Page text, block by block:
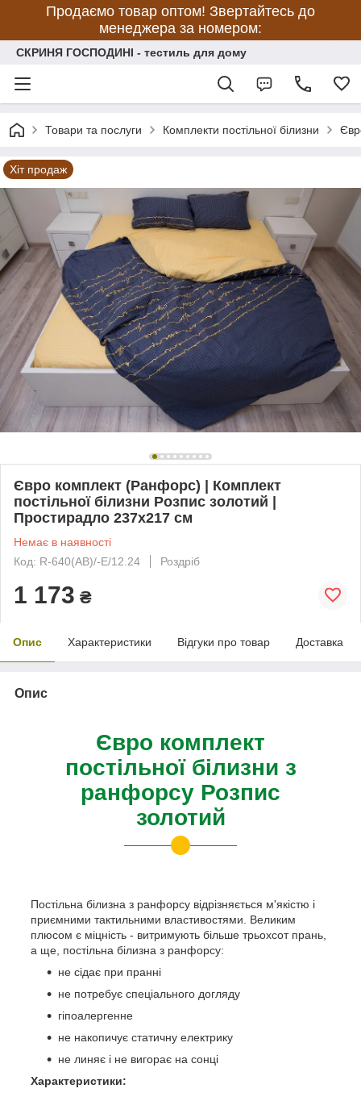
Продаємо товар оптом! Звертайтесь до
менеджера за номером:
СКРИНЯ ГОСПОДИНІ - тестиль для дому
Товари та послуги Комплекти постільної білизни
Хіт продаж
Євро комплект (Ранфорс) | Комплект
постільної білизни Розпис золотий |
Простирадло 237х217 см
Немає в наявності
Код: R-640(AB)/-Е/12.24
Роздріб
1 173 ₴
Опис Характеристики Відгуки про товар Доставка
Опис
Євро комплект
постільної білизни з
ранфорсу Розпис
золотий
Постільна білизна з ранфорсу відрізняється м'якістю і
приємними тактильними властивостями. Великим
плюсом є міцність - витримують більше трьохсот прань,
а ще, постільна білизна з ранфорсу:
не сідає при пранні
не потребує спеціального догляду
гіпоалергенне
не накопичує статичну електрику
не линяє і не вигорає на сонці
Характеристики: